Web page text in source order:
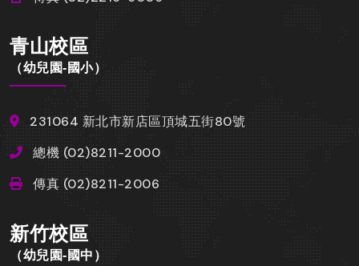
青山校區
（幼兒園-國小）
231064 新北市新店區頂城五街80號
總機 (02)8211-2000
傳真 (02)8211-2006
新竹校區
（幼兒園-國中）